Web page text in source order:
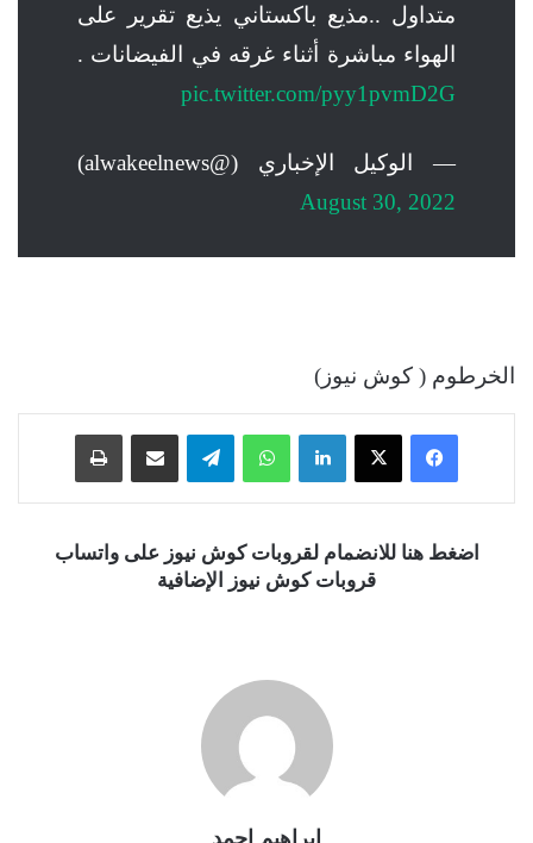
متداول ..مذيع باكستاني يذيع تقرير على
الهواء مباشرة أثناء غرقه في الفيضانات .
pic.twitter.com/pyy1pvmD2G
— الوكيل الإخباري (@alwakeelnews)
August 30, 2022
الخرطوم ( كوش نيوز)
فيسبوك ‫X لينكدإن واتساب تيلقرام
اضغط هنا للانضمام لقروبات كوش نيوز على واتساب
قروبات كوش نيوز الإضافية
ابراهيم احمد